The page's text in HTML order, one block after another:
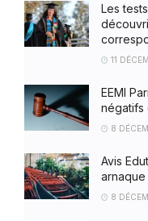
Les
11
EEMI
négatifs
8
Avis
arnaque
8